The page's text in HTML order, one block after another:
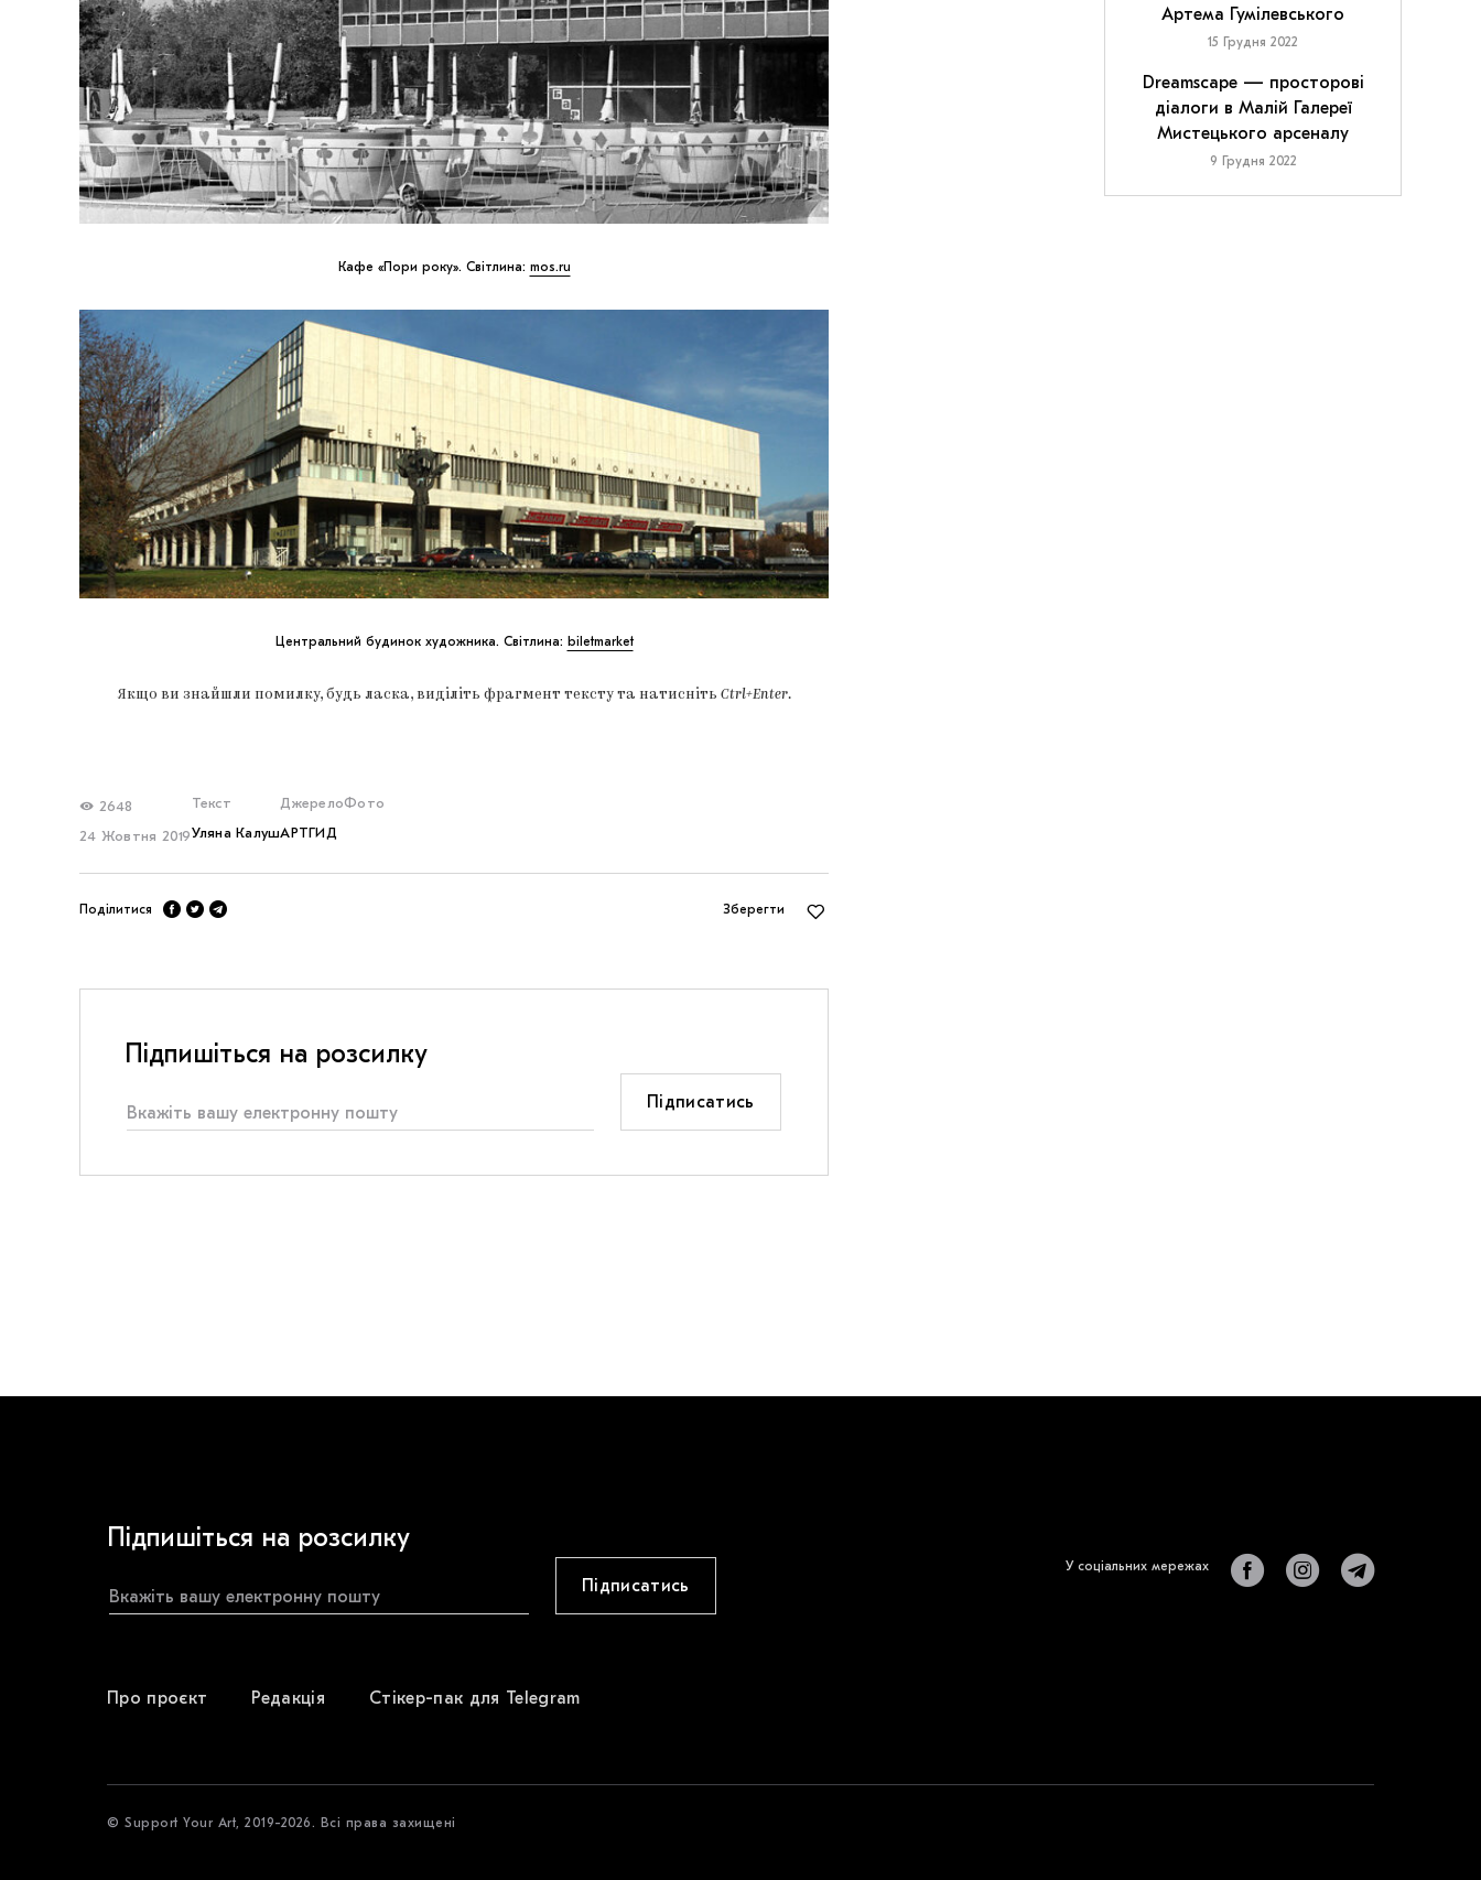
Кафе «Пори року». Світлина: mos.ru
Центральний будинок художника. Світлина: biletmarket
Якщо ви знайшли помилку, будь ласка, виділіть фрагмент тексту та натисніть Ctrl+Enter.
2648
24 Жовтня 2019
Текст
Уляна Калуш
Джерело
АРТГИД
Фото
Поділитися Зберегти
Підпишіться на розсилку
Підписатись
Артема Гумілевського
15 Грудня 2022
Dreamscape — просторові
діалоги в Малій Галереї
Мистецького арсеналу
9 Грудня 2022
Підпишіться на розсилку
Підписатись
Про проєкт Редакція Стікер-пак для Telegram
У соціальних мережах
© Support Your Art, 2019-2026. Всі права захищені